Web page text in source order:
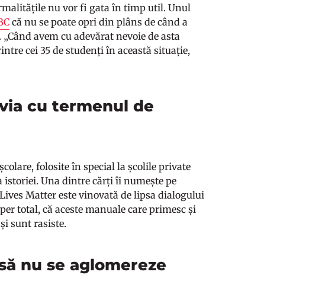
nu vor fi gata în timp util. Unul
că nu se poate opri din plâns de când a
avem cu adevărat nevoie de asta
cei 35 de studenți în această situație,
cu termenul de
folosite în special la școlile private
istoriei. Una dintre cărți îi numește pe
Matter este vinovată de lipsa dialogului
total, că aceste manuale care primesc și
sunt rasiste.
nu se aglomereze